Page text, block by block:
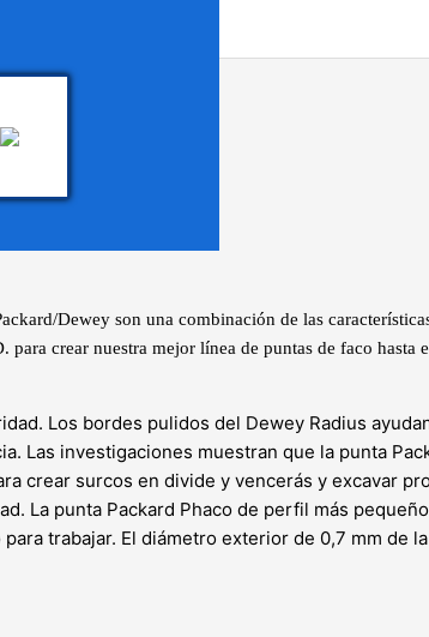
Dewey son una combinación de las
para crear nuestra mejor línea de puntas de faco
Los bordes pulidos del Dewey Radius
Las investigaciones muestran que la punta
crear surcos en divide y vencerás y excavar
La punta Packard Phaco de perfil más
para trabajar. El diámetro exterior de 0,7 mm de